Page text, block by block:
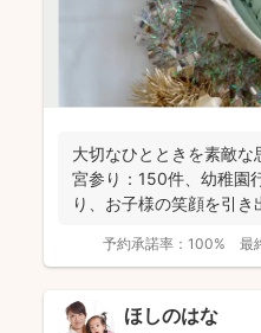
大切なひとときを素敵
宮参り：150件、幼稚園
り、お子様の笑顔を引
予約承諾率： 100% 最
ほしのはな